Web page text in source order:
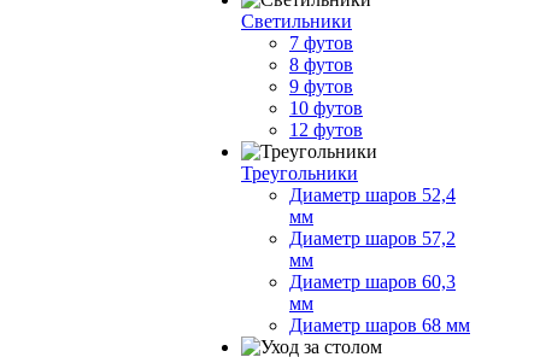
Светильники
7 футов
8 футов
9 футов
10 футов
12 футов
Треугольники
Диаметр шаров 52,4
мм
Диаметр шаров 57,2
мм
Диаметр шаров 60,3
мм
Диаметр шаров 68 мм